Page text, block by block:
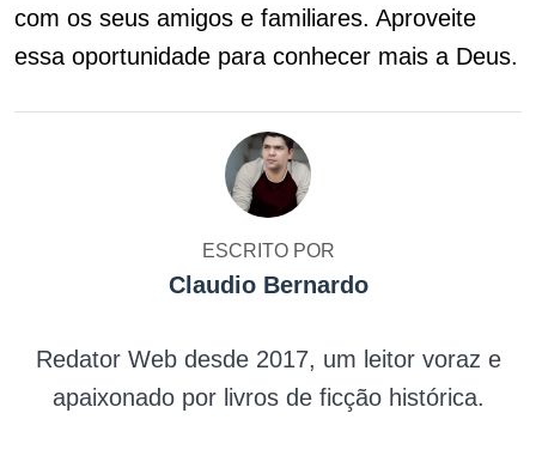
com os seus amigos e familiares. Aproveite
essa oportunidade para conhecer mais a Deus.
ESCRITO POR
Claudio Bernardo
Redator Web desde 2017, um leitor voraz e
apaixonado por livros de ficção histórica.